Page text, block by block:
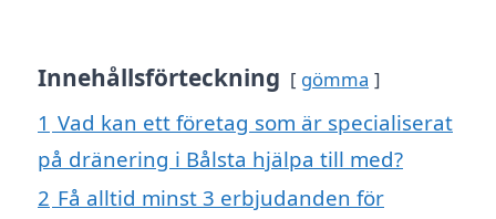
Innehållsförteckning gömma
1 Vad kan ett företag som är specialiserat
på dränering i Bålsta hjälpa till med?
2 Få alltid minst 3 erbjudanden för